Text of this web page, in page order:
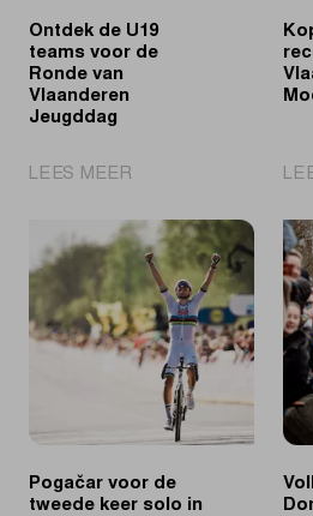
Ontdek de U19
teams voor de
Ronde van
Vlaanderen
Jeugddag
LEES MEER
de
U19
teams
voor
de
Ronde
van
Vlaanderen
Jeugddag
Pogačar voor de
tweede keer solo in